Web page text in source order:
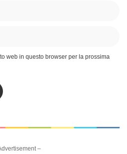
web in questo browser per la prossima
–